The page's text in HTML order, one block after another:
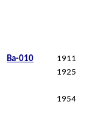
Ba-010 1911
1925
1954